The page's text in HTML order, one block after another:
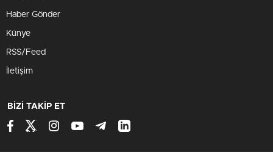
Haber Gönder
Künye
RSS/Feed
İletişim
BİZİ TAKİP ET